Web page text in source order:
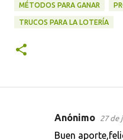
MÉTODOS PARA GANAR
TRUCOS PARA LA LOTERÍA
Anónimo 27 de
Buen